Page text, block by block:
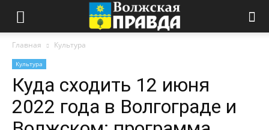
Главная Культура
Культура
Куда сходить 12 июня
2022 года в Волгограде и